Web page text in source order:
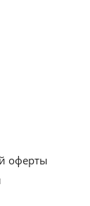
оферты